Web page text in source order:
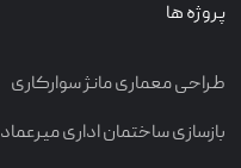
پروژه ها
طراحی معماری مانژ سوارکاری
بازسازی ساختمان اداری میرعماد